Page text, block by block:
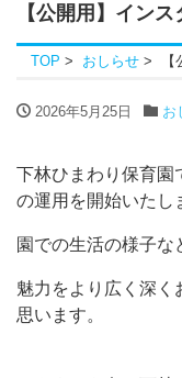
【公開用】イン
TOP おしらせ
2026年5月25日 お
下林ひまわり保育園
の運用を開始いたし
園での生活の様子な
魅力をより広く深く
思います。